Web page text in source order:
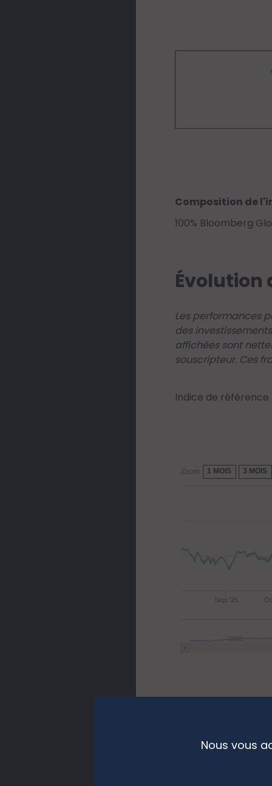
Composition de
100% Bloomberg
Évolution
Les performances
des
affichées sont
souscripteur. Ces
Indice de référence
Zoom 1 MOIS 3 MOIS
Sept '25
2005
Nous vous